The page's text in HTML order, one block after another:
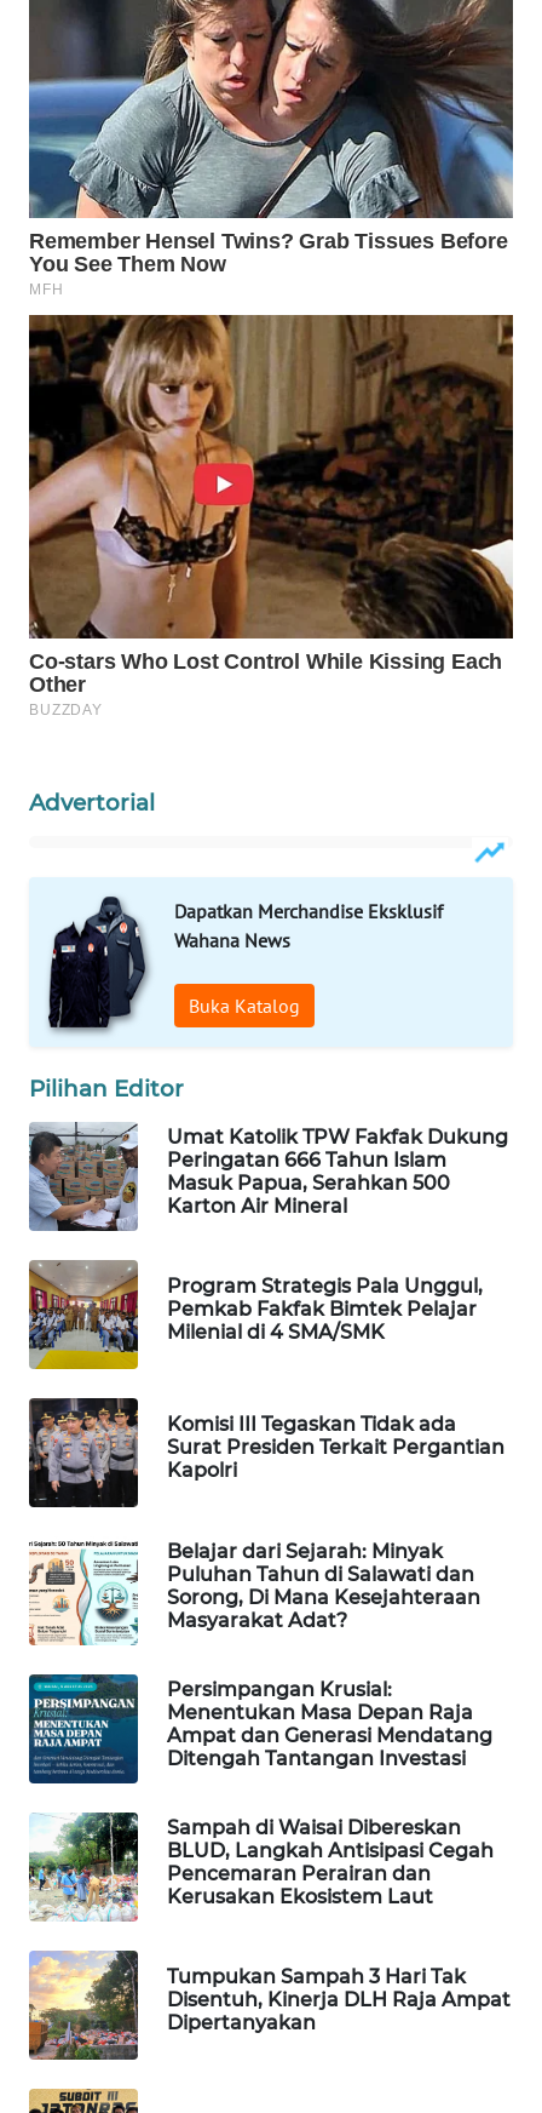
Advertorial
Dapatkan Merchandise Eksklusif
Wahana News
Buka Katalog
Pilihan Editor
Umat Katolik TPW Fakfak Dukung
Peringatan 666 Tahun Islam
Masuk Papua, Serahkan 500
Karton Air Mineral
Program Strategis Pala Unggul,
Pemkab Fakfak Bimtek Pelajar
Milenial di 4 SMA/SMK
Komisi III Tegaskan Tidak ada
Surat Presiden Terkait Pergantian
Kapolri
Belajar dari Sejarah: Minyak
Puluhan Tahun di Salawati dan
Sorong, Di Mana Kesejahteraan
Masyarakat Adat?
Persimpangan Krusial:
Menentukan Masa Depan Raja
Ampat dan Generasi Mendatang
Ditengah Tantangan Investasi
Sampah di Waisai Dibereskan
BLUD, Langkah Antisipasi Cegah
Pencemaran Perairan dan
Kerusakan Ekosistem Laut
Tumpukan Sampah 3 Hari Tak
Disentuh, Kinerja DLH Raja Ampat
Dipertanyakan
NATUNA
WN
BINTAN
WN
MANDALIKA
WN
LIKUPANG
WN
LABUANBAJO
WN
BORNEO
Wahana
Media
Group
WAHANA
NEWS
TANI
ADVOKAT
WAHANA
INFRASTRUKTUR
WAHANA
KONSUMEN
WAHANA
LISTRIK
WAHANA
TRAVEL
WAHANA
TV
WAHANANEWS
ID
WAHANANEWS
WAHANANEWS
NET
WAHANA
SPORT
WAHANA
WAHANA
SELEB
WAHANA
PERSONA
WAHANA
OTOMOTIF